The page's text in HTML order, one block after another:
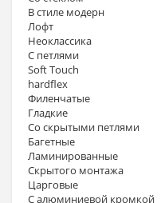
В стиле модерн
Лофт
Неоклассика
С петлями
Soft Touch
hardflex
Филенчатые
Гладкие
Со скрытыми петлями
Багетные
Ламинированные
Скрытого монтажа
Царговые
С алюминиевой кромкой